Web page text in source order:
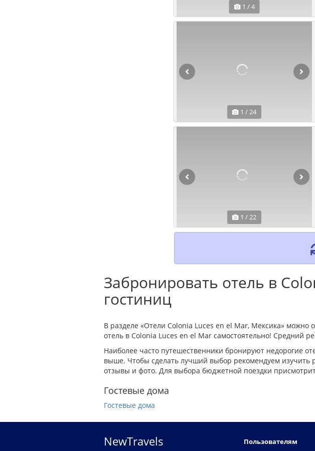
1 / 4
1 / 24
1 / 22
Забронировать отель в
гостиниц
В разделе «Отели Colonia Luces en el Mar, Мексика»
отель в Colonia Luces en el Mar самостоятельно! Средний
Наиболее часто путешественники бронируют недорогие
выше. Чтобы сделать лучший выбор рекомендуем изучить
отзывы и фото. Для выбора бюджетной поездки
Гостевые дома
Гостевые дома
NewTravels Пользователям